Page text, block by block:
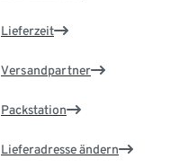
Lieferzeit
Versandpartner
Packstation
Lieferadresse ändern